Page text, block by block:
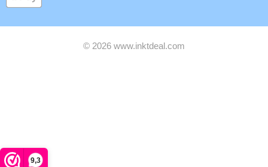
9,3
© 2026 www.inktdeal.com